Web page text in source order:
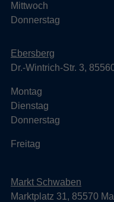
Mittwoch
Donnerstag
Ebersberg
Dr.-Wintrich-Str. 3,
Montag
Dienstag
Donnerstag
Freitag
Markt Schwaben
Marktplatz 31, 85570